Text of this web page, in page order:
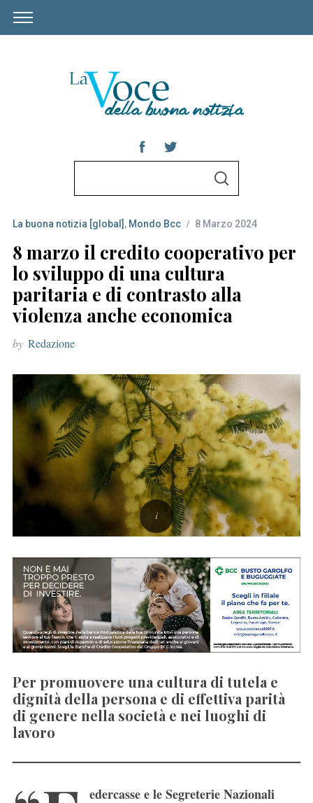
r
c
h
f
o
r
:
S
C
H
La buona notizia [global] , Mondo Bcc 8 Marzo 2024
8 marzo il credito cooperativo per
lo sviluppo di una cultura
paritaria e di contrasto alla
violenza anche economica
by Redazione
Per promuovere una cultura di tutela e
dignità della persona e di effettiva parità
di genere nella società e nei luoghi di
lavoro
edercasse e le Segreterie Nazionali